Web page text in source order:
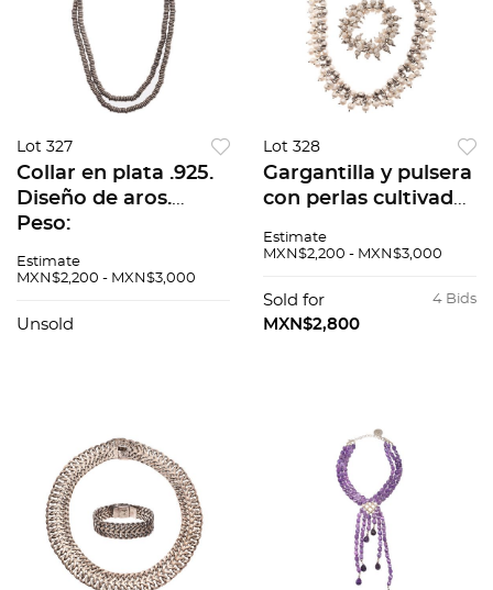
Lot 327
Collar en plata .925.
Diseño de aros.
Peso:
Estimate
MXN$2,200 - MXN$3,000
Unsold
Lot 328
Gargantilla y pulsera
con perlas cultivadas
194.1 g.
Estimate
MXN$2,200 - MXN$3,000
4 Bids
Sold for
MXN$2,800